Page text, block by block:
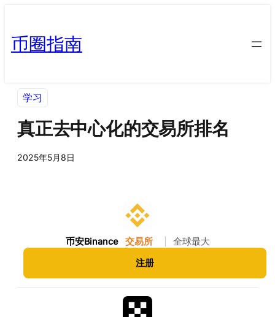
币圈指南
学习
真正去中心化的交易所排名
2025年5月8日
币安Binance 交易所 全球最大
注册